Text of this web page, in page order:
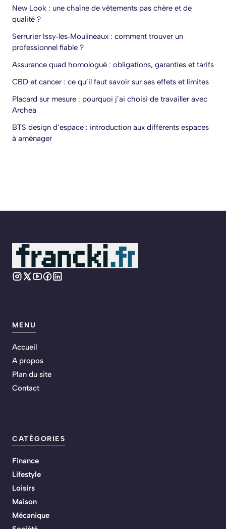
New Look : une chaîne de vêtements pas chère et de
qualité ?
Serrurier Issy‑les‑Moulineaux : comment trouver un
professionnel fiable ?
Assurance quad homologué : obligations, garanties et tarifs
CBD et cancer : ce qu’il faut savoir sur ses effets et limites
Placard sur mesure : pourquoi j’ai choisi de travailler avec
Archea
BTS design d’espace : introduction aux différents espaces
à aménager
MENU
Accueil
A propos
Plan du site
Contact
CATÉGORIES
Finance
Lifestyle
Loisirs
Maison
Mécanique